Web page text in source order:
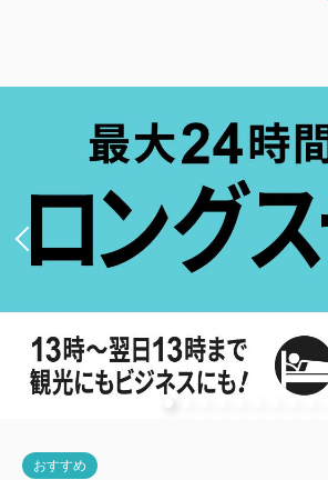
セミダブルサイズ / 幅100-120cm×2
Wi-Fiあり（無料）
詳細
おすすめ